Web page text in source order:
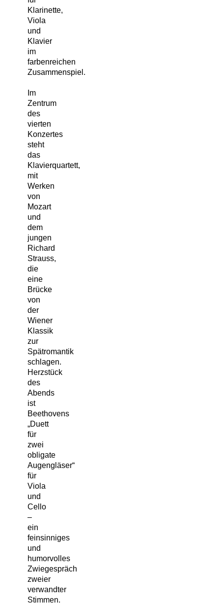
Klarinette,
Viola
und
Klavier
im
farbenreichen
Zusammenspiel.
Im
Zentrum
des
vierten
Konzertes
steht
das
Klavierquartett,
mit
Werken
von
Mozart
und
dem
jungen
Richard
Strauss,
die
eine
Brücke
von
der
Wiener
Klassik
zur
Spätromantik
schlagen.
Herzstück
des
Abends
ist
Beethovens
„Duett
für
zwei
obligate
Augengläser“
für
Viola
und
Cello
–
ein
feinsinniges
und
humorvolles
Zwiegespräch
zweier
verwandter
Stimmen.